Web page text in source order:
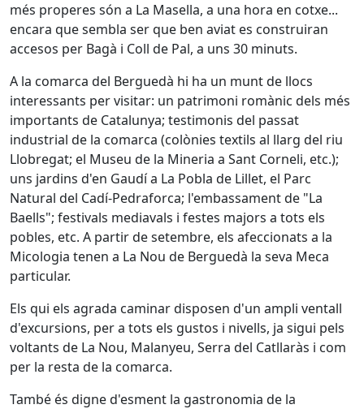
més properes són a La Masella, a una hora en cotxe...
encara que sembla ser que ben aviat es construiran
accesos per Bagà i Coll de Pal, a uns 30 minuts.
A la comarca del Berguedà hi ha un munt de llocs
interessants per visitar: un patrimoni romànic dels més
importants de Catalunya; testimonis del passat
industrial de la comarca (colònies textils al llarg del riu
Llobregat; el Museu de la Mineria a Sant Corneli, etc.);
uns jardins d'en Gaudí a La Pobla de Lillet, el Parc
Natural del Cadí-Pedraforca; l'embassament de "La
Baells"; festivals mediavals i festes majors a tots els
pobles, etc. A partir de setembre, els afeccionats a la
Micologia tenen a La Nou de Berguedà la seva Meca
particular.
Els qui els agrada caminar disposen d'un ampli ventall
d'excursions, per a tots els gustos i nivells, ja sigui pels
voltants de La Nou, Malanyeu, Serra del Catllaràs i com
per la resta de la comarca.
També és digne d'esment la gastronomia de la